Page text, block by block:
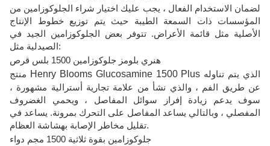
لضمان الاستخدام الفعال ، يجب عليك اختيار شراء الجلوكوزامين من
المؤسسات ذات السمعة الطيبة حيث يتم توزيع خطوط الإنتاج
الأصلية مثل قائمة الأعراض. تتوفر بعض الجلوكوزامين الجيد في
الصيدلية مثل:
Henry Blooms Glucosamine 1500 Plus
عن طريق الفم ، والذي نشأ من علامة تجارية أسترالية مشهورة ،
سوف يدعم زيادة إفراز سوائل المفاصل ، ويحمي الغضروف
المفصلي ، وبالتالي يساعد المفاصل على التحرك بمرونة. يساعد في
تقليل مخاطر الإصابة بهشاشة العظام.
جلوكوزامين بقوة ثلاثية 1500 مجم دواء